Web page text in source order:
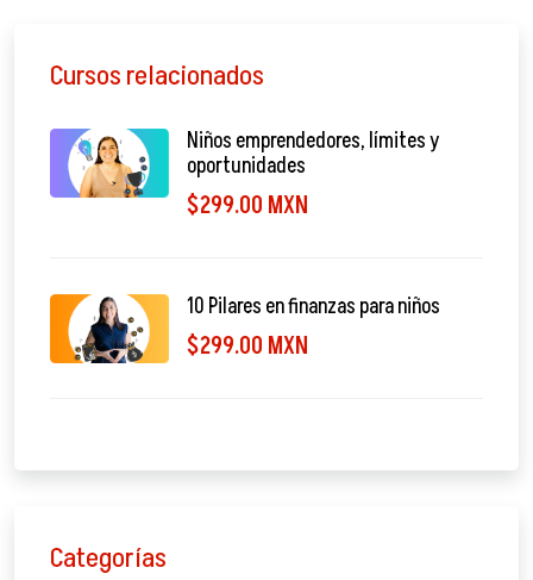
Cursos relacionados
Niños emprendedores, límites y
oportunidades
$299.00 MXN
10 Pilares en finanzas para niños
$299.00 MXN
Categorías